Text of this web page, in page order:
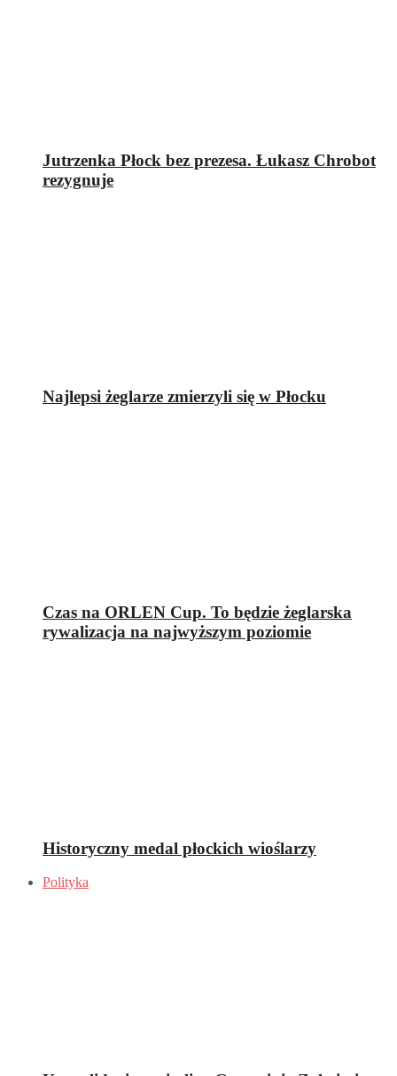
Jutrzenka Płock bez prezesa. Łukasz Chrobot
rezygnuje
Najlepsi żeglarze zmierzyli się w Płocku
Czas na ORLEN Cup. To będzie żeglarska
rywalizacja na najwyższym poziomie
Historyczny medal płockich wioślarzy
Polityka